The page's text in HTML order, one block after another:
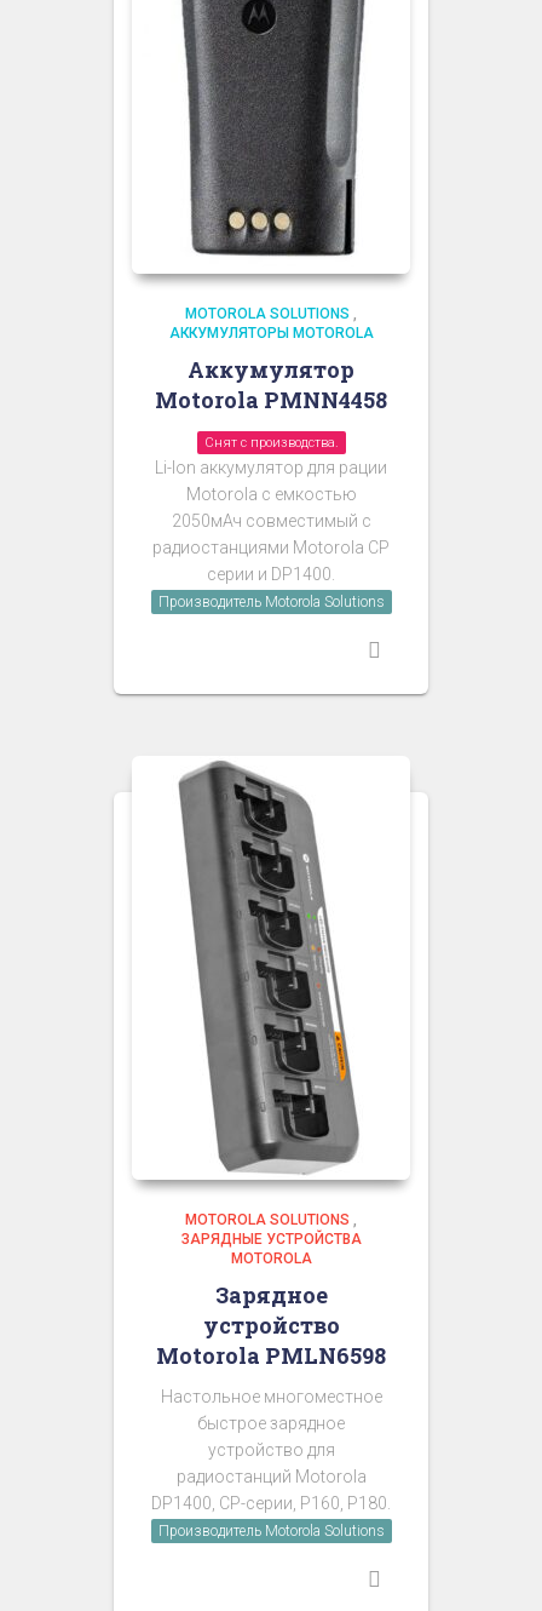
MOTOROLA SOLUTIONS ,
АККУМУЛЯТОРЫ MOTOROLA
Аккумулятор
Motorola PMNN4458
Снят с производства.
Li-Ion аккумулятор для рации
Motorola с емкостью
2050мАч совместимый с
радиостанциями Motorola CP
серии и DP1400.
Производитель Motorola Solutions
MOTOROLA SOLUTIONS ,
ЗАРЯДНЫЕ УСТРОЙСТВА
MOTOROLA
Зарядное
устройство
Motorola PMLN6598
Настольное многоместное
быстрое зарядное
устройство для
радиостанций Motorola
DP1400, CP-серии, P160, P180.
Производитель Motorola Solutions